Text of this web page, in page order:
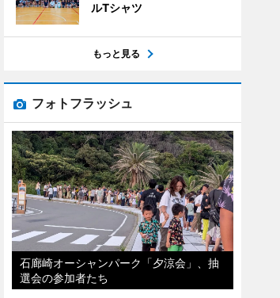
ルTシャツ
もっと見る
フォトフラッシュ
石廊崎オーシャンパーク「夕涼会」、抽
選会の参加者たち